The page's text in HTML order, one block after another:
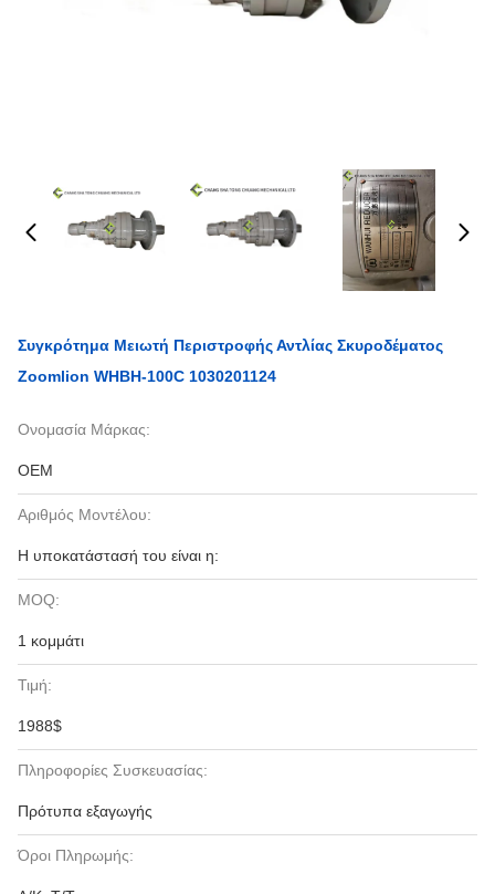
Συγκρότημα Μειωτή Περιστροφής Αντλίας Σκυροδέματος
Zoomlion WHBH-100C 1030201124
Ονομασία Μάρκας:
OEM
Αριθμός Μοντέλου:
Η υποκατάστασή του είναι η:
MOQ:
1 κομμάτι
Τιμή:
1988$
Πληροφορίες Συσκευασίας:
Πρότυπα εξαγωγής
Όροι Πληρωμής: